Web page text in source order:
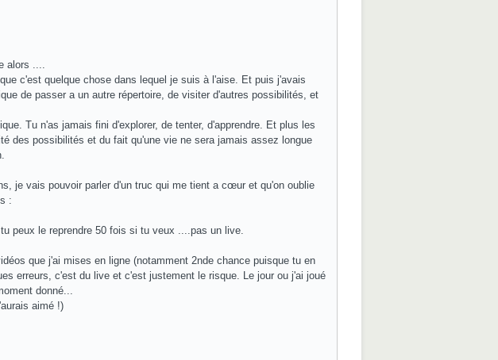
alors ....
c'est quelque chose dans lequel je suis à l'aise. Et puis j'avais
de passer a un autre répertoire, de visiter d'autres possibilités, et
Tu n'as jamais fini d'explorer, de tenter, d'apprendre. Et plus les
des possibilités et du fait qu'une vie ne sera jamais assez longue
je vais pouvoir parler d'un truc qui me tient a cœur et qu'on oublie
:
peux le reprendre 50 fois si tu veux ....pas un live.
que j'ai mises en ligne (notamment 2nde chance puisque tu en
erreurs, c'est du live et c'est justement le risque. Le jour ou j'ai joué
donné...
aimé !)